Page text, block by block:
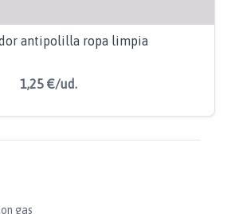
antipolilla ropa limpia
1,25 €/ud.
gas